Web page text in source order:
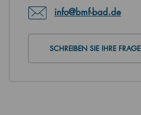
info@bmf-bad.de
SCHREIBEN SIE IHRE FRAGE